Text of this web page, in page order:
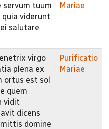
servum tuum
quia viderunt
salutare
Mariae
virgo
plena ex
ortus est sol
quem
vidit
dicens
domine
Purificatio
Mariae